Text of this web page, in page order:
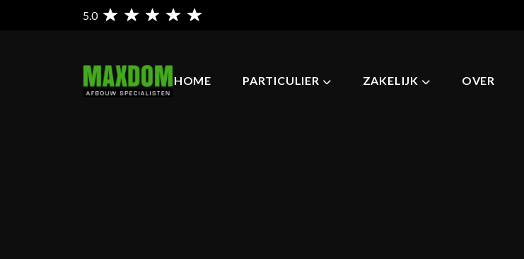
5.0
HOME PARTICULIER ZAKELIJK OVER